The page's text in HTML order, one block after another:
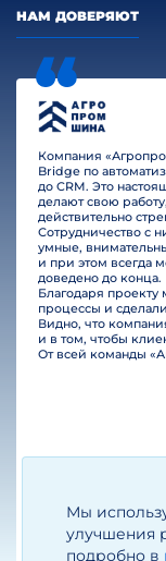
Мы
улучшения
подробно в
НАМ ДОВЕРЯЮТ
Компания
Bridge по
до CRM. Это
делают свою
действительно
Сотрудничество с
умные,
и при этом всегда
доведено до конца.
Благодаря
процессы и
Видно, что
и в том, чтобы
Егизарян И.А.
Генеральный